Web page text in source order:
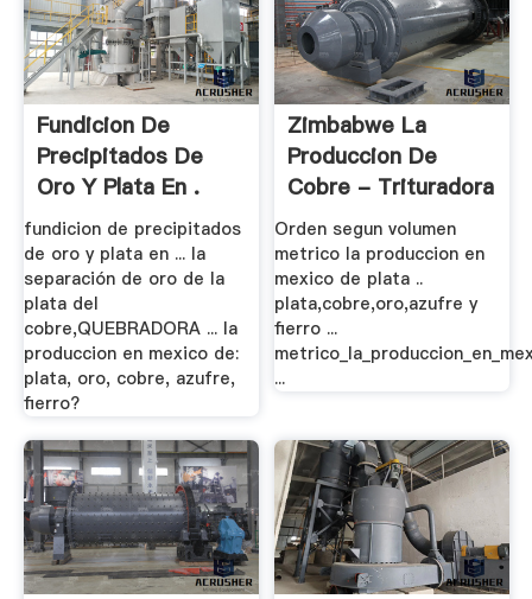
Fundicion De
Precipitados De
Oro Y Plata En .
fundicion de precipitados
de oro y plata en ... la
separación de oro de la
plata del
cobre,QUEBRADORA ... la
produccion en mexico de:
plata, oro, cobre, azufre,
fierro?
Zimbabwe La
Produccion De
Cobre - Trituradora
.
Orden segun volumen
metrico la produccion en
mexico de plata ..
plata,cobre,oro,azufre y
fierro ...
...